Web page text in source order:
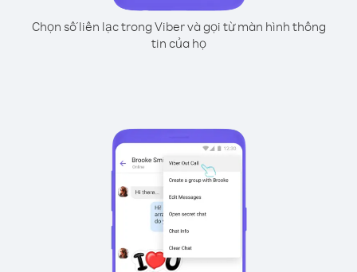
Chọn số liên lạc trong Viber và gọi từ màn hình thông
tin của họ